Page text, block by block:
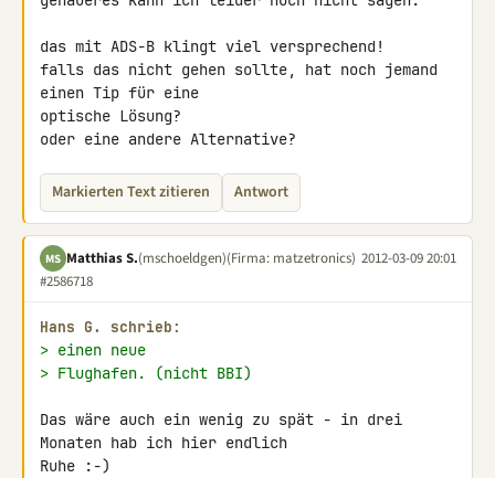
das mit ADS-B klingt viel versprechend!
falls das nicht gehen sollte, hat noch jemand
einen Tip für eine
optische Lösung?
oder eine andere Alternative?
Markierten Text zitieren Antwort
MS Matthias S.(mschoeldgen)(Firma: matzetronics) 2012-03-09 20:01
#2586718
Hans G. schrieb:
> einen neue
> Flughafen. (nicht BBI)
Das wäre auch ein wenig zu spät - in drei
Monaten hab ich hier endlich
Ruhe :-)